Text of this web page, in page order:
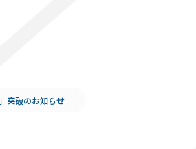
突破のお知らせ